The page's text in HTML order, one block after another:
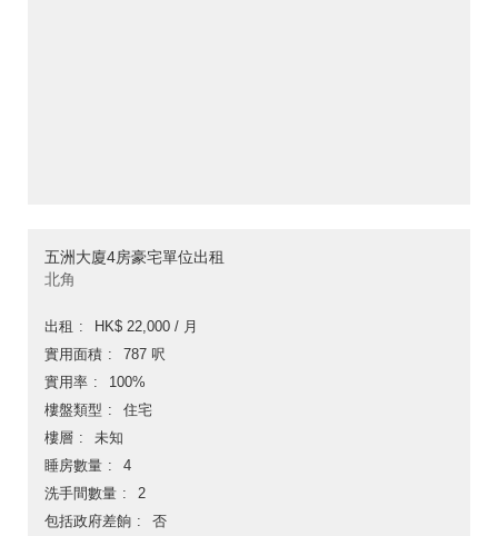
五洲大廈4房豪宅單位出租
北角
出租
HK$ 22,000 / 月
實用面積
787 呎
實用率
100%
樓盤類型
住宅
樓層
未知
睡房數量
4
洗手間數量
2
包括政府差餉
否